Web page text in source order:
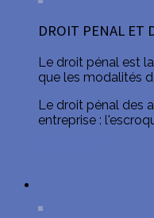
DROIT PENAL ET
Le droit pénal est
que les modalités
Le droit pénal des
entreprise :